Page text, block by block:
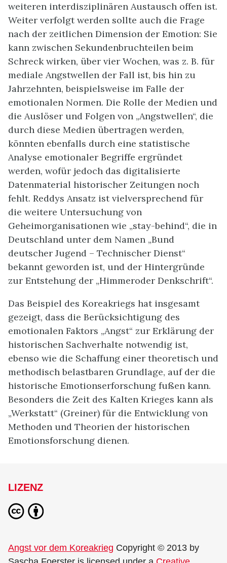
weiteren interdisziplinären Austausch offen ist.
Weiter verfolgt werden sollte auch die Frage
nach der zeitlichen Dimension der Emotion: Sie
kann zwischen Sekundenbruchteilen beim
Schreck wirken, über vier Wochen, was z. B. für
mediale Angstwellen der Fall ist, bis hin zu
Jahrzehnten, beispielsweise im Falle der
emotionalen Normen. Die Rolle der Medien und
die Auslöser und Folgen von „Angstwellen“, die
durch diese Medien übertragen werden,
könnten ebenfalls durch eine statistische
Analyse emotionaler Begriffe ergründet
werden, wofür jedoch das digitalisierte
Datenmaterial historischer Zeitungen noch
fehlt. Reddys Ansatz ist vielversprechend für
die weitere Untersuchung von
Geheimorganisationen wie „stay-behind“, die in
Deutschland unter dem Namen „Bund
deutscher Jugend – Technischer Dienst“
bekannt geworden ist, und der Hintergründe
zur Entstehung der „Himmeroder Denkschrift“.
Das Beispiel des Koreakriegs hat insgesamt
gezeigt, dass die Berücksichtigung des
emotionalen Faktors „Angst“ zur Erklärung der
historischen Sachverhalte notwendig ist,
ebenso wie die Schaffung einer theoretisch und
methodisch belastbaren Grundlage, auf der die
historische Emotionserforschung fußen kann.
Besonders die Zeit des Kalten Krieges kann als
„Werkstatt“ (Greiner) für die Entwicklung von
Methoden und Theorien der historischen
Emotionsforschung dienen.
LIZENZ
Angst vor dem Koreakrieg Copyright © 2013 by